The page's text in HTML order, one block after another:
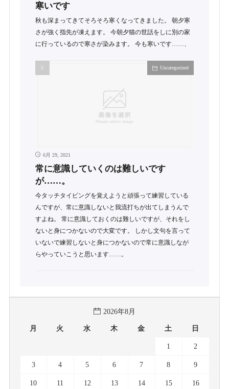
寒いです
秋も深まってきてそろそろ寒くなってきました。 朝夕寒
さが強く指先が凍えます。 今朝夕猫の世話をしに別の家
に行っているので寒さが染みます。 今も寒いです……、
Uncategorized
6月 29, 2021
常に意識していくのは難しいです
が……。
今タッチタイピングを覚えようと頑張って練習している
んですが、常に意識しないと我流打ちが出てしまうんで
すよね。 常に意識しておくのは難しいですが、それをし
ないと身につかないので大変です。 しかし文句を言って
いないで練習しないと身につかないので常に意識しなが
らやっていこうと思います……。
2026年8月
月 火 水 木 金 土 日
1 2
3 4 5 6 7 8 9
10 11 12 13 14 15 16